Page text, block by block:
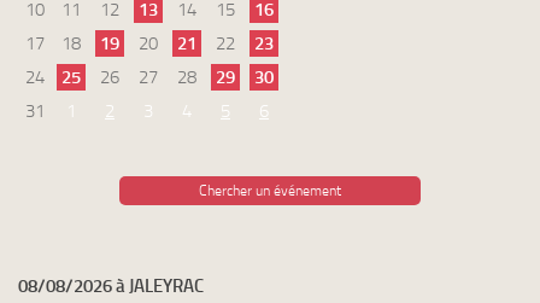
10
11 12 13 14 15
16
17
18 19 20 21 22
23
24
25 26 27 28 29
30
31
1 2 3 4 5 6
Chercher un événement
08/08/2026 à JALEYRAC